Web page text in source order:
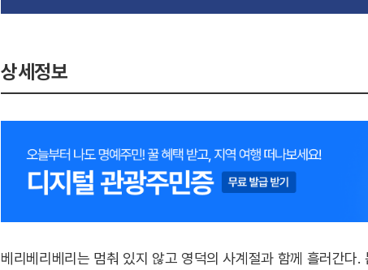
상세정보
베리베리베리는 멈춰 있지 않고 영덕의 사계절과 함께 흘러간